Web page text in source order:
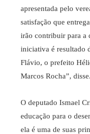
apresentada pelo
satisfação que
irão contribuir para a
iniciativa é resultado
Flávio, o prefeito
Marcos Rocha”, disse.
O deputado Ismael
educação para o
ela é uma de suas